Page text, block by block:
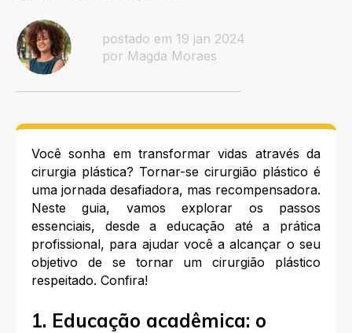
postado em 19 jan 2024
por Magda Moraes
Você sonha em transformar vidas através da
cirurgia plástica? Tornar-se cirurgião plástico é
uma jornada desafiadora, mas recompensadora.
Neste guia, vamos explorar os passos
essenciais, desde a educação até a prática
profissional, para ajudar você a alcançar o seu
objetivo de se tornar um cirurgião plástico
respeitado. Confira!
1. Educação acadêmica: o